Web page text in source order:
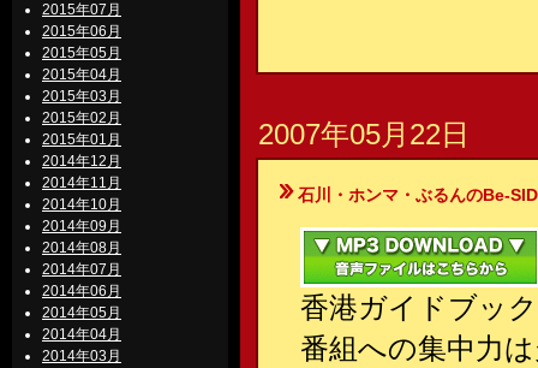
2015年07月
2015年06月
2015年05月
2015年04月
2015年03月
2015年02月
2015年01月
2014年12月
2014年11月
2014年10月
2014年09月
2014年08月
2014年07月
2014年06月
2014年05月
2014年04月
2014年03月
2007年05月22日
石川・ホンマ・ぶるんのBe-
香港ガイドブッ
番組への集中力